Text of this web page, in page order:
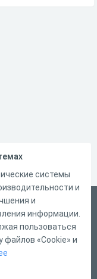
системы
и
и
информации.
пользоваться
файлов «Cookie» и